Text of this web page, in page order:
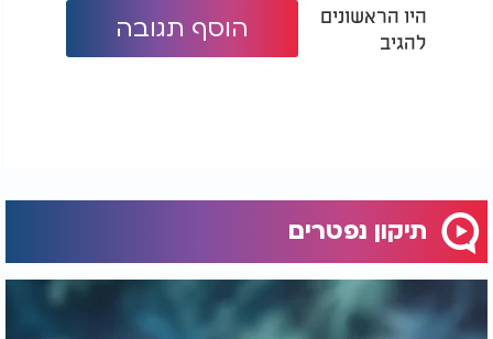
היו הראשונים
להגיב
הוסף תגובה
תיקון נפטרים